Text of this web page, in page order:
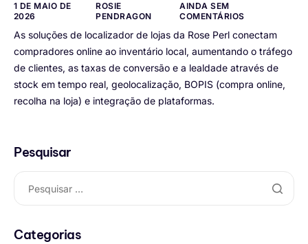
1 DE MAIO DE
2026
ROSIE
PENDRAGON
AINDA SEM
COMENTÁRIOS
As soluções de localizador de lojas da Rose Perl conectam
compradores online ao inventário local, aumentando o tráfego
de clientes, as taxas de conversão e a lealdade através de
stock em tempo real, geolocalização, BOPIS (compra online,
recolha na loja) e integração de plataformas.
Pesquisar
Categorias